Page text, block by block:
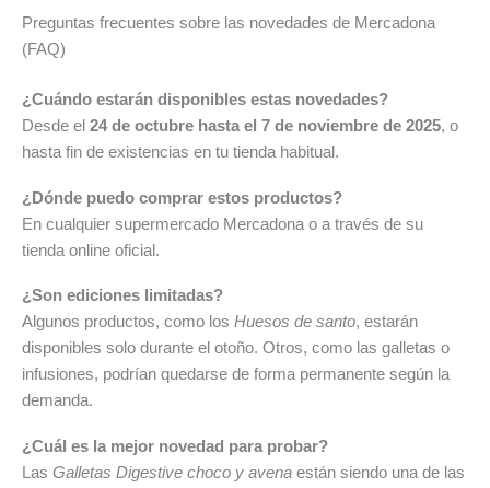
Preguntas frecuentes sobre las novedades de Mercadona
(FAQ)
¿Cuándo estarán disponibles estas novedades?
Desde el 24 de octubre hasta el 7 de noviembre de 2025, o
hasta fin de existencias en tu tienda habitual.
¿Dónde puedo comprar estos productos?
En cualquier supermercado Mercadona o a través de su
tienda online oficial.
¿Son ediciones limitadas?
Algunos productos, como los Huesos de santo, estarán
disponibles solo durante el otoño. Otros, como las galletas o
infusiones, podrían quedarse de forma permanente según la
demanda.
¿Cuál es la mejor novedad para probar?
Las Galletas Digestive choco y avena están siendo una de las